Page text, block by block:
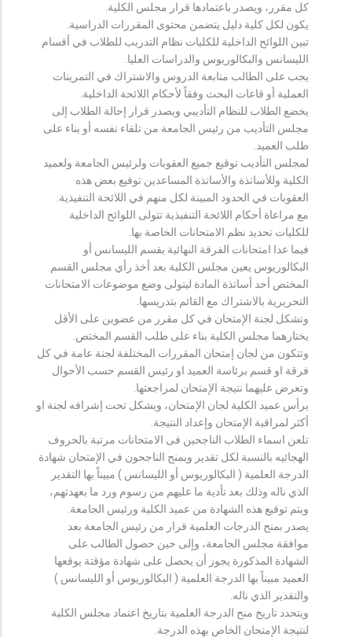
كل مقرر، ويصدر باعتمادها قرار مجلس الكلية.
يكون لكل كلية دليل يتضمن محتوى المقررات الدراسية.
تبين اللوائح الداخلية للكليات نظام التدريب للطلاب في أقسام
الليسانس والبكالوريوس والدراسات العليا.
يجب على الطالب متابعة الدروس والاشتراك في التمرينات
العملية أو قاعات البحث وفقاً لأحكام اللائحة الداخلية.
يخضع الطلاب للنظام التأديبي ويصدر قرار إحالة الطلاب إلى
مجلس التأديب من رئيس الجامعة من تلقاء نفسه أو بناء على
طلب العميد.
لمجلس التأديب توقيع جميع العقوبات ولرئيس الجامعة ولعميد
الكلية وللأساتذة والأساتذة المساعدين توقيع بعض هذه
العقوبات في الحدود المبينة لكل منهم في اللائحة التنفيذية.
مع مراعاة أحكام اللائحة التنفيذية تتولى اللوائح الداخلية
للكليات تحديد نظم الامتحانات الخاصة بها.
فيما عدا امتحانات الفرقة النهائية بقسم الليسانس أو
البكالوريوس يعين مجلس الكلية بعد أخذ رأي مجلس القسم
المختص أحد أساتذة المادة ليتولى وضع موضوعات الامتحانات
التحريرية بالاشتراك مع القائم بتدريسها.
وتشكل لجنة الإمتحان في كل مقرر من عضوين على الأقل
يختارهما مجلس الكلية بناء على طلب القسم المختص.
وتتكون من لجان إمتحان المقررات المختلفة لجنة عامة في كل
فرقة او قسم برئاسة العميد او رئيس القسم حسب الأحوال
وتعرض عليهما نتيجة الإمتحان لمراجعتها.
يرأس عميد الكلية لجان الإمتحان، ويشكل تحت إشرافه لجنة او
أكثر لمراقبة الإمتحان وإعداد النتيجة.
تلعن اسماء الطلاب الناجحين فى الامتحانات مرتبة بالحروف
الهجائيه بالنسبة لكل تقدير ويمنح الناجحون في الإمتحان شهادة
الدرجة العلمية ( البكالوريوس أو الليسانس ) مبيناً بها التقدير
الذي ناله وذلك بعد تأدية ما عليهم من رسوم ورد ما بعهدتهم،
ويتم توقيع هذه الشهادة من عميد الكلية ورئيس الجامعة.
يصدر بمنح الدرجات العلمية قرار من رئيس الجامعة بعد
موافقة مجلس الجامعة، وإلى حين حصول الطالب على
الشهادة المذكورة يجوز أن يحصل على شهادة مؤقتة يوقعها
العميد مبيناً بها الدرجة العلمية ( البكالوريوس أو الليسانس )
والتقدير الذي ناله.
ويتحدد تاريخ منح الدرجة العلمية بتاريخ اعتماد مجلس الكلية
لنتيجة الإمتحان الخاص بهذه الدرجة.